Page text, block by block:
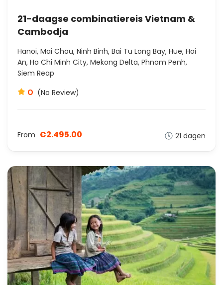
21-daagse combinatiereis Vietnam &
Cambodja
Hanoi, Mai Chau, Ninh Binh, Bai Tu Long Bay, Hue, Hoi
An, Ho Chi Minh City, Mekong Delta, Phnom Penh,
Siem Reap
0 (No Review)
From €2.495.00 21 dagen